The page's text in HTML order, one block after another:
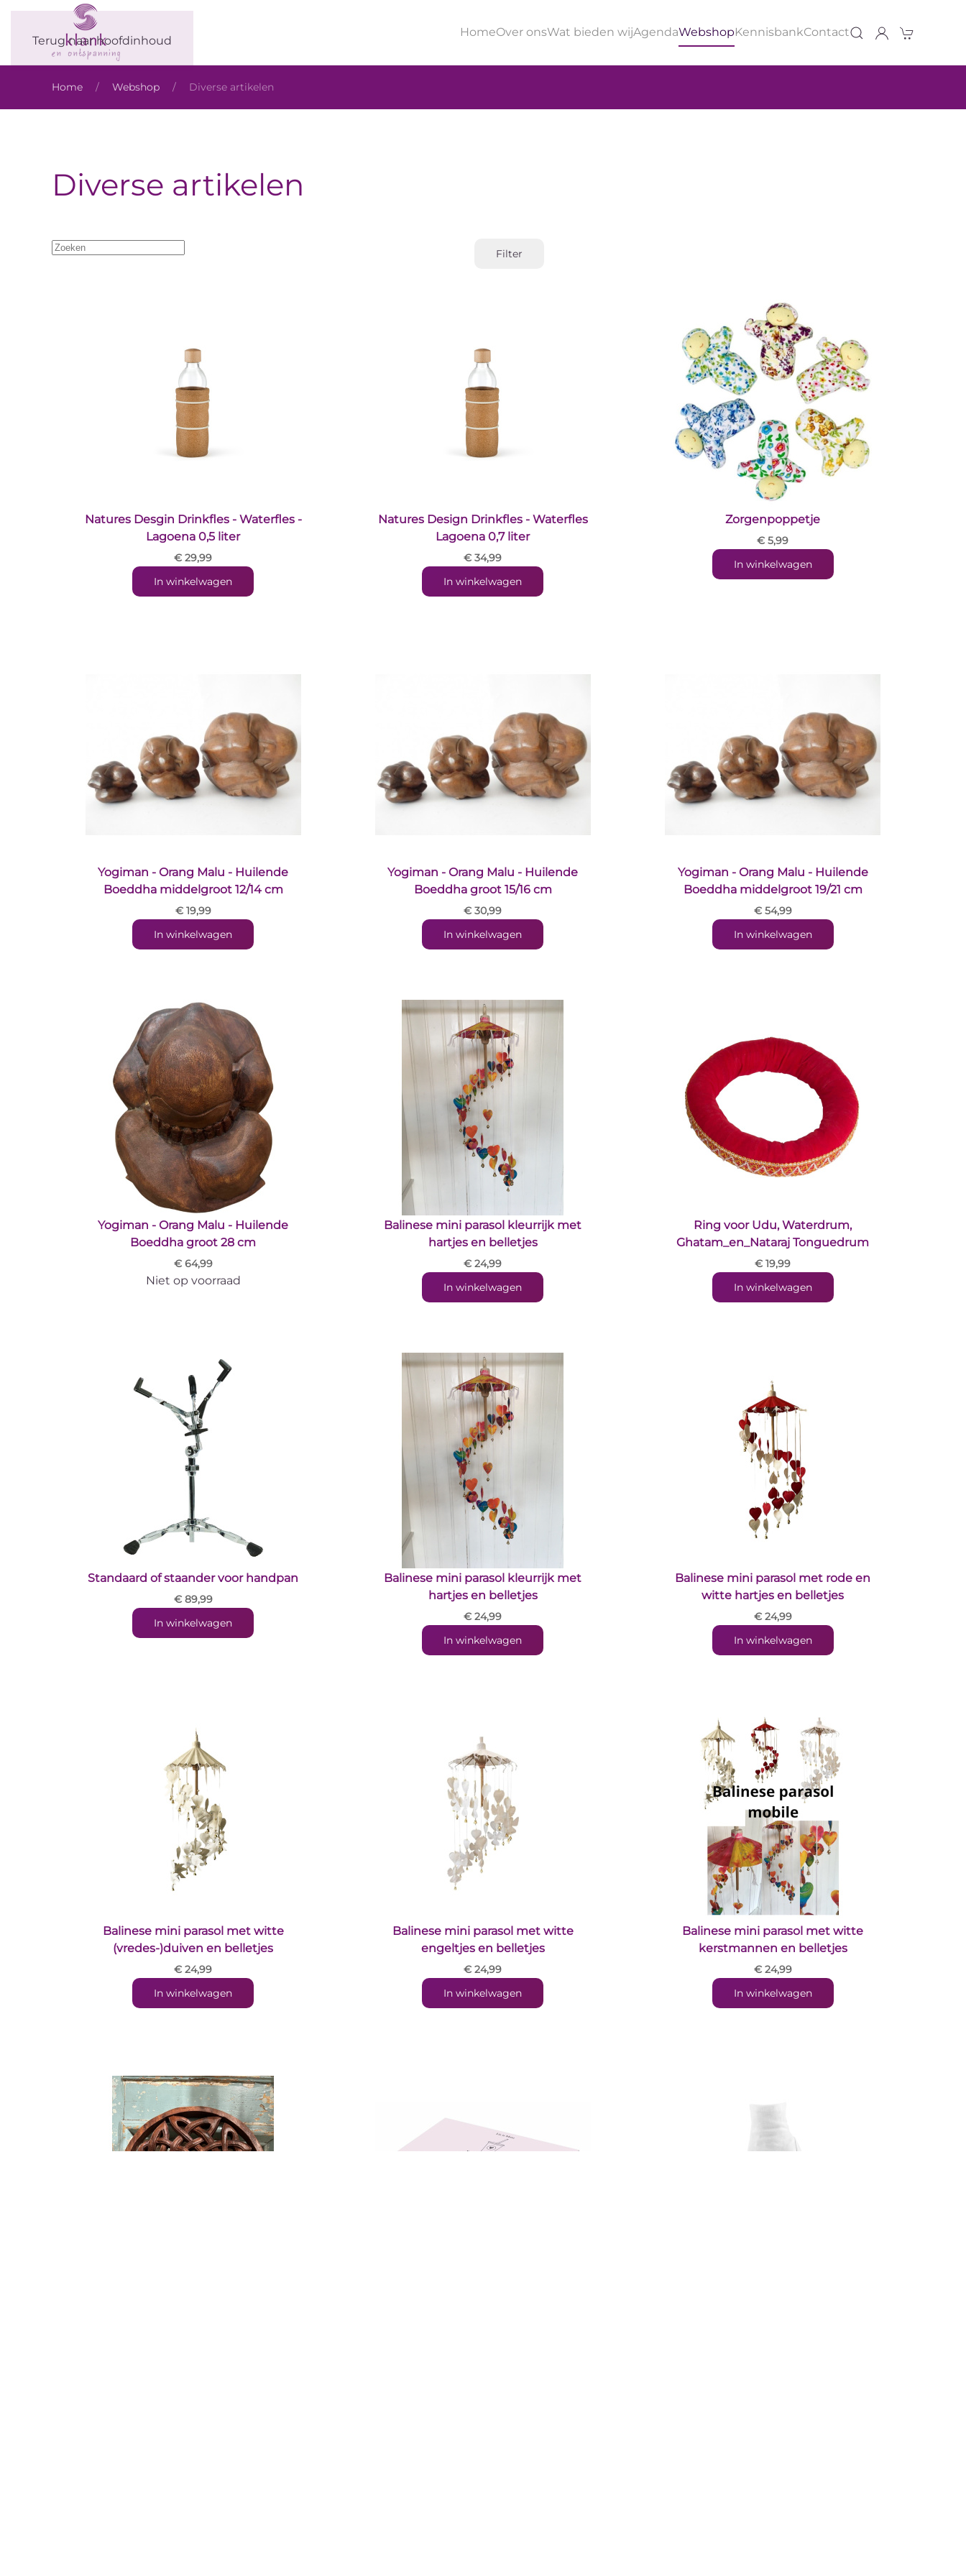
Terug naar hoofdinhoud
HomeOver onsWat bieden wijAgendaWebshopKennisbankContact
Home Webshop Diverse artikelen
Diverse artikelen
Natures Desgin Drinkfles - Waterfles -
Lagoena 0,5 liter
€ 29,99
In winkelwagen
Natures Design Drinkfles - Waterfles
Lagoena 0,7 liter
€ 34,99
In winkelwagen
Zorgenpoppetje
€ 5,99
In winkelwagen
Yogiman - Orang Malu - Huilende
Boeddha middelgroot 12/14 cm
€ 19,99
In winkelwagen
Yogiman - Orang Malu - Huilende
Boeddha groot 15/16 cm
€ 30,99
In winkelwagen
Yogiman - Orang Malu - Huilende
Boeddha middelgroot 19/21 cm
€ 54,99
In winkelwagen
Yogiman - Orang Malu - Huilende
Boeddha groot 28 cm
€ 64,99
Niet op voorraad
Balinese mini parasol kleurrijk met
hartjes en belletjes
€ 24,99
In winkelwagen
Ring voor Udu, Waterdrum,
Ghatam_en_Nataraj Tonguedrum
€ 19,99
In winkelwagen
Standaard of staander voor handpan
€ 89,99
In winkelwagen
Balinese mini parasol kleurrijk met
hartjes en belletjes
€ 24,99
In winkelwagen
Balinese mini parasol met rode en
witte hartjes en belletjes
€ 24,99
In winkelwagen
Balinese mini parasol met witte
(vredes-)duiven en belletjes
€ 24,99
In winkelwagen
Balinese mini parasol met witte
engeltjes en belletjes
€ 24,99
In winkelwagen
Balinese mini parasol met witte
kerstmannen en belletjes
€ 24,99
In winkelwagen